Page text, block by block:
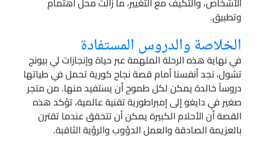
وتطبيق.
الخلاصة والدروس المستفادة
في نهاية هذه الرحلة الملهمة عبر حياة وإنجازات لي بيونج
تشول، نجد أنفسنا أمام قصة نجاح كورية تحمل في طياتها
دروساً خالدة يمكن لكل طموح أن يستفيد منها. من متجر
صغير في دايغو إلى إمبراطورية تقنية عالمية، تؤكد هذه
القصة أن الأحلام الكبيرة يمكن أن تتحقق عندما تقترن
بالعزيمة الصادقة والعمل الدؤوب والرؤية الثاقبة.